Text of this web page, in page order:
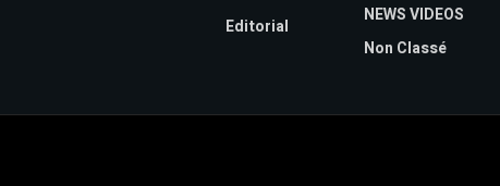
Editorial
NEWS VIDEOS
Non Classé